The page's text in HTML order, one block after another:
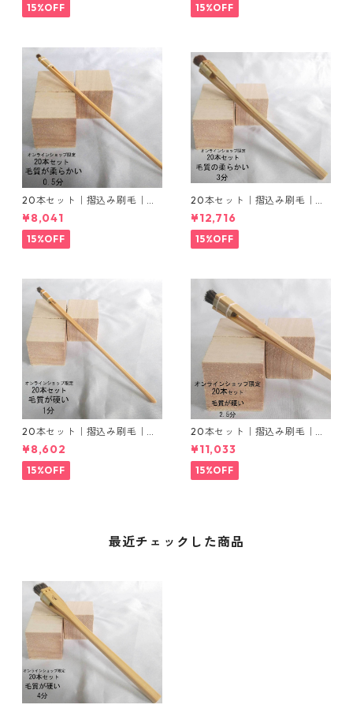
15%OFF 15%OFF
20本セット｜摺込み刷毛｜冬
毛（毛質が柔らかい）0.5分
¥8,041
15%OFF
20本セット｜摺込み刷毛｜冬
毛（毛質が柔らかい）3分
¥12,716
15%OFF
20本セット｜摺込み刷毛｜夏
毛（毛質が硬い）1分
¥8,602
15%OFF
20本セット｜摺込み刷毛｜夏
毛（毛質が硬い）2.5分
¥11,033
15%OFF
最近チェックした商品